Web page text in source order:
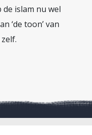
islam nu wel
‘de toon’ van